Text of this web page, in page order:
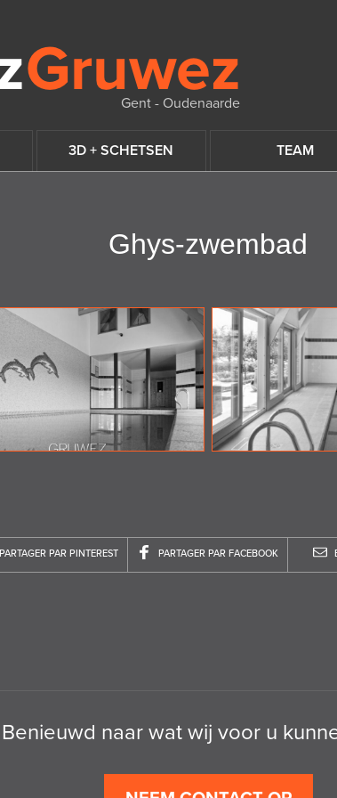
Gent - Oudenaarde
3D + SCHETSEN TEAM
Ghys-zwembad
PARTAGER PAR PINTEREST PARTAGER PAR FACEBOOK
Benieuwd naar wat wij voor u